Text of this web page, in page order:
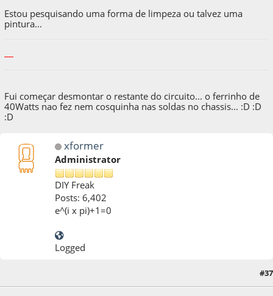
Estou pesquisando uma forma de limpeza ou talvez uma
pintura...
-----
Fui começar desmontar o restante do circuito... o ferrinho de
40Watts nao fez nem cosquinha nas soldas no chassis... :D :D
:D
xformer
Administrator
DIY Freak
Posts: 6,402
e^(i x pi)+1=0
Logged
#37